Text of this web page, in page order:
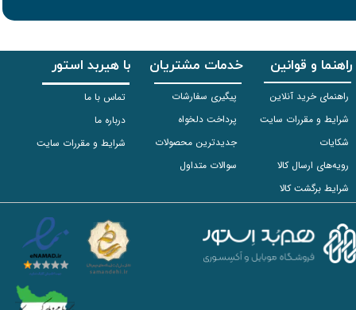
راهنما و قوانین
راهنمای خرید آنلاین
شرایط و مقررات سایت
شکایات
رویه‌های ارسال کالا
شرایط برگشت کالا
خدمات مشتریان
پیگیری سفارشات
پرداخت دلخواه
جدیدترین محصولات
سوالات متداول
با هیربد استور
تماس با ما
درباره ما
شرایط و مقررات سایت